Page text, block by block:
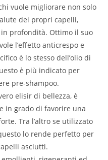
vuole migliorare non solo
dei propri capelli,
profondità. Ottimo il suo
l’effetto anticrespo e
è lo stesso dell’olio di
è più indicato per
pre-shampoo.
elisir di bellezza, è
in grado di favorire una
Tra l’altro se utilizzato
lo rende perfetto per
asciutti.